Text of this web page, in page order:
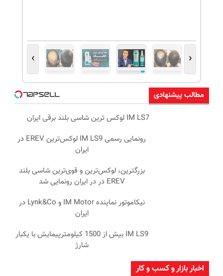
‹
›
مطالب پیشنهادی
IM LS7 لوکس ترین شاسی بلند برقی ایران
رونمایی رسمی IM LS9 لوکس‌ترین EREV در
ایران
بزرگترین، لوکس‌ترین و قوی‌ترین شاسی بلند
EREV در در ایران رونمایی شد
نیکاموتور نماینده IM Motor و Lynk&Co در
ایران
IM LS9 بیش از 1500 کیلومترپیمایش با یکبار
شارژ
اخبار بازار و کسب و کار